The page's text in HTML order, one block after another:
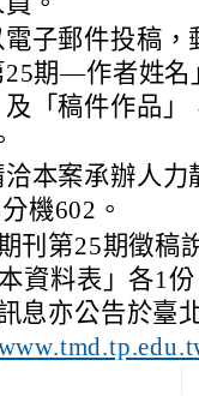
子郵件投稿
25期—作者姓
「稿件作品
本案承辦人
機602。
刊第25期徵稿
資料表」各1
息亦公告於臺